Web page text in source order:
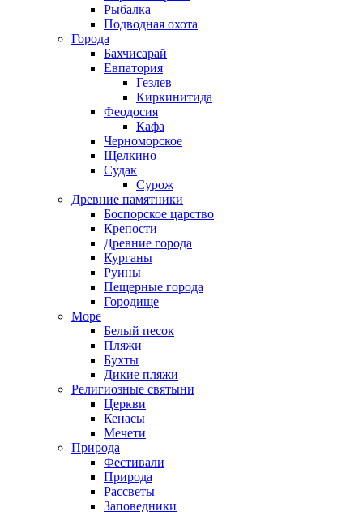
Рыбалка
Подводная охота
Города
Бахчисарай
Евпатория
Гезлев
Киркинитида
Феодосия
Кафа
Черноморское
Щелкино
Судак
Сурож
Древние памятники
Боспорское царство
Крепости
Древние города
Курганы
Руины
Пещерные города
Городище
Море
Белый песок
Пляжи
Бухты
Дикие пляжи
Религиозные святыни
Церкви
Кенасы
Мечети
Природа
Фестивали
Природа
Рассветы
Заповедники